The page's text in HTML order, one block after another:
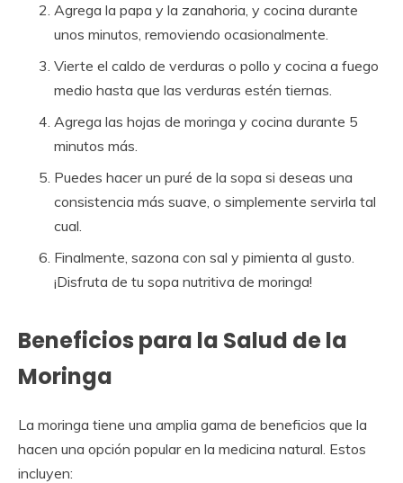
Agrega la papa y la zanahoria, y cocina durante
unos minutos, removiendo ocasionalmente.
Vierte el caldo de verduras o pollo y cocina a fuego
medio hasta que las verduras estén tiernas.
Agrega las hojas de moringa y cocina durante 5
minutos más.
Puedes hacer un puré de la sopa si deseas una
consistencia más suave, o simplemente servirla tal
cual.
Finalmente, sazona con sal y pimienta al gusto.
¡Disfruta de tu sopa nutritiva de moringa!
Beneficios para la Salud de la
Moringa
La moringa tiene una amplia gama de beneficios que la
hacen una opción popular en la medicina natural. Estos
incluyen: